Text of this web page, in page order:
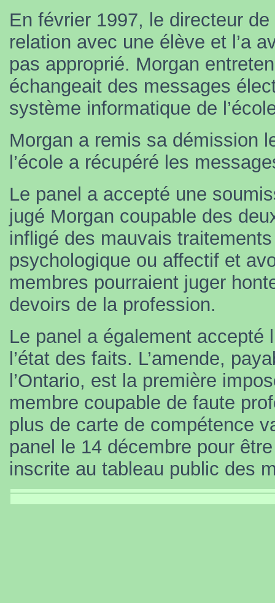
En février 1997, le directeur
relation avec une élève et l’a
pas approprié. Morgan
échangeait des messages
système informatique de
Morgan a remis sa démission
l’école a récupéré les
Le panel a accepté une
jugé Morgan coupable des
infligé des mauvais
psychologique ou affectif et
membres pourraient juger
devoirs de la profession.
Le panel a également accepté
l’état des faits. L’amende,
l’Ontario, est la première
membre coupable de faute
plus de carte de compétence
panel le 14 décembre pour
inscrite au tableau public des